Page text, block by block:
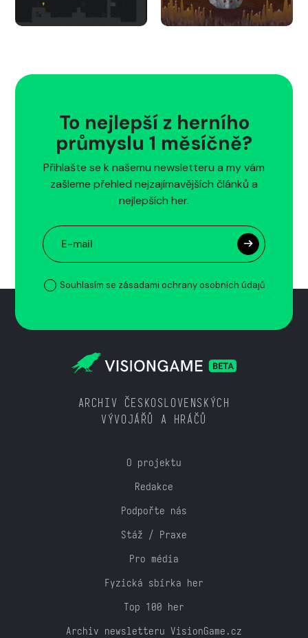
To nejlepší z herního
průmyslu 1 měsíčně?
Přihlašte se k našemu newsletteru a my vám
zašleme přehled nejzajímavějších článků a
nejlepších her.
Souhlasím se zásadami ochrany osobních údajů
ARCHIV ČESKOSLOVENSKÝCH
VÝVOJÁŘŮ A HRÁČŮ
O projektu
Redakce
Podpořte nás
Stáž / Praxe
Pro média
Fyzická sbírka her
Top 100 her
Archiv newsletteru VisionGame.cz